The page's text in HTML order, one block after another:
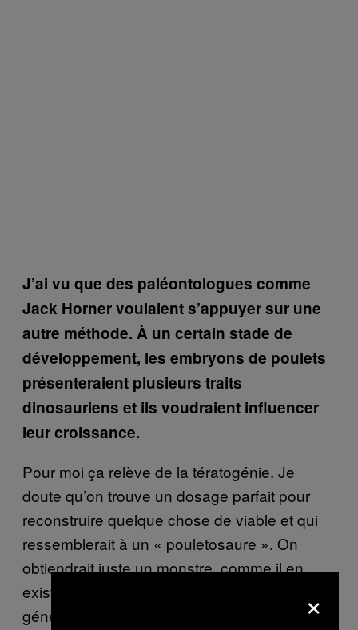
J’ai vu que des paléontologues comme
Jack Horner voulaient s’appuyer sur une
autre méthode. À un certain stade de
développement, les embryons de poulets
présenteraient plusieurs traits
dinosauriens et ils voudraient influencer
leur croissance.
Pour moi ça relève de la tératogénie. Je
doute qu’on trouve un dosage parfait pour
reconstruire quelque chose de viable et qui
ressemblerait à un « pouletosaure ». On
obtiendrait juste un monstre, comme il en
existe dans beaucoup de laboratoires et qui
généralement se sont arrêtés à des stades
×